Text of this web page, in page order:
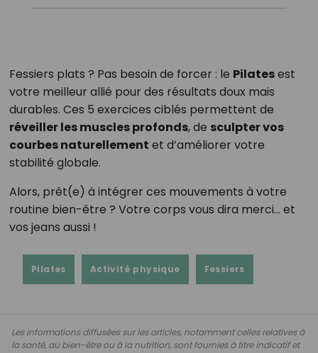
Fessiers plats ? Pas besoin de forcer : le Pilatesest
votre meilleur allié pour des résultats doux mais
durables. Ces 5 exercices ciblés permettent de
réveiller les muscles profonds, de sculpter vos
courbes naturellement et d’améliorer votre
stabilité globale.
Alors, prêt(e) à intégrer ces mouvements à votre
routine bien-être ? Votre corps vous dira merci… et
vos jeans aussi !
Pilates Activité physique Fessiers
Les informations diffusées sur les articles, notamment celles relatives à
la santé, au bien-être ou à la nutrition, sont fournies à titre indicatif et